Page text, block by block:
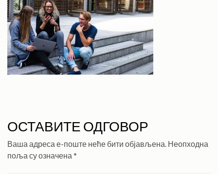
ОСТАВИТЕ ОДГОВОР
Ваша адреса е-поште неће бити објављена. Неопходна
поља су означена *